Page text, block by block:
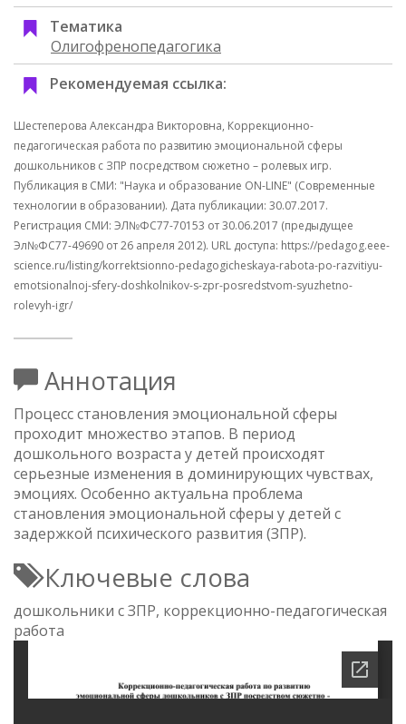
Тематика
Олигофренопедагогика
Рекомендуемая ссылка:
Шестеперова Александра Викторовна, Коррекционно-
педагогическая работа по развитию эмоциональной сферы
дошкольников с ЗПР посредством сюжетно – ролевых игр.
Публикация в СМИ: "Наука и образование ON-LINE" (Современные
технологии в образовании). Дата публикации: 30.07.2017.
Регистрация СМИ: ЭЛ№ФС77-70153 от 30.06.2017 (предыдущее
Эл№ФC77-49690 от 26 апреля 2012). URL доступа: https://pedagog.eee-
science.ru/listing/korrektsionno-pedagogicheskaya-rabota-po-razvitiyu-
emotsionalnoj-sfery-doshkolnikov-s-zpr-posredstvom-syuzhetno-
rolevyh-igr/
Аннотация
Процесс становления эмоциональной сферы
проходит множество этапов. В период
дошкольного возраста у детей происходят
серьезные изменения в доминирующих чувствах,
эмоциях. Особенно актуальна проблема
становления эмоциональной сферы у детей с
задержкой психического развития (ЗПР).
Ключевые слова
дошкольники с ЗПР, коррекционно-педагогическая
работа